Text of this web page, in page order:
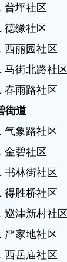
普坪社区
德缘社区
西丽园社区
马街北路社区
春雨路社区
街道
气象路社区
金碧社区
书林街社区
得胜桥社区
巡津新村社区
严家地社区
西岳庙社区